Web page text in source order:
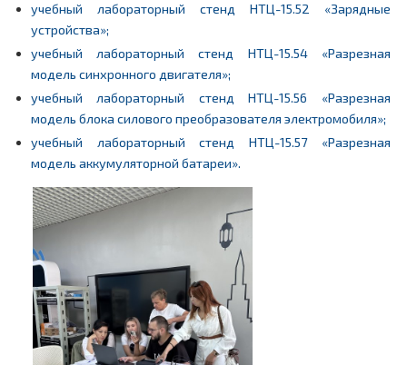
учебный лабораторный стенд НТЦ-15.52 «Зарядные
устройства»;
учебный лабораторный стенд НТЦ-15.54 «Разрезная
модель синхронного двигателя»;
учебный лабораторный стенд НТЦ-15.56 «Разрезная
модель блока силового преобразователя электромобиля»;
учебный лабораторный стенд НТЦ-15.57 «Разрезная
модель аккумуляторной батареи».